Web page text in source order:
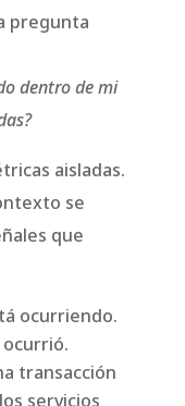
pregunta
dentro de mi
aisladas.
se
que
ocurriendo.
transacción
servicios